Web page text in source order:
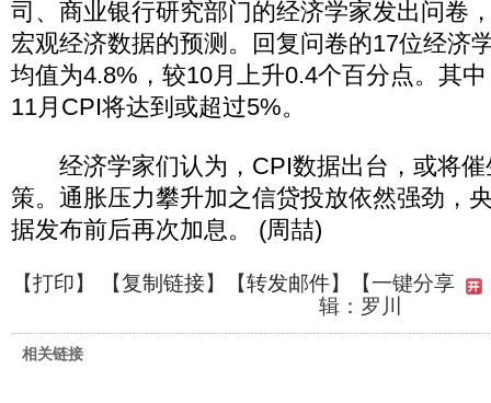
司、商业银行研究部门的经济学家发出问卷
宏观经济数据的预测。回复问卷的17位经济
均值为4.8%，较10月上升0.4个百分点。其
11月CPI将达到或超过5%。
经济学家们认为，CPI数据出台，或将催
策。通胀压力攀升加之信贷投放依然强劲，
据发布前后再次加息。 (周喆)
【打印】 【复制链接】【转发邮件】
【一键分享
辑：罗川
相关链接